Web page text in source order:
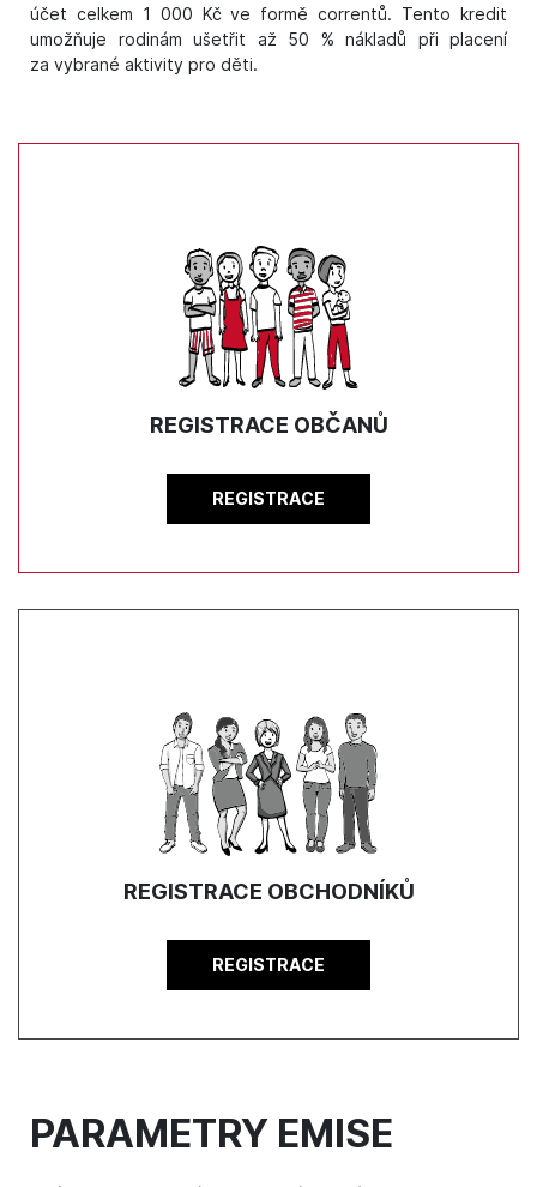
účet celkem 1 000 Kč ve formě correntů. Tento kredit
umožňuje rodinám ušetřit až 50 % nákladů při placení
za vybrané aktivity pro děti.
REGISTRACE OBČANŮ
REGISTRACE
REGISTRACE OBCHODNÍKŮ
REGISTRACE
PARAMETRY EMISE